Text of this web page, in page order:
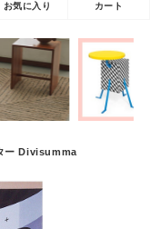
お気に入り カート
ー Divisumma